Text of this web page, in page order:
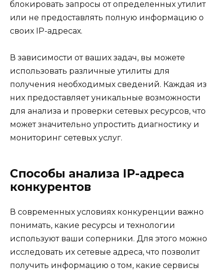
блокировать запросы от определенных утилит
или не предоставлять полную информацию о
своих IP-адресах.
В зависимости от ваших задач, вы можете
использовать различные утилиты для
получения необходимых сведений. Каждая из
них предоставляет уникальные возможности
для анализа и проверки сетевых ресурсов, что
может значительно упростить диагностику и
мониторинг сетевых услуг.
Способы анализа IP-адреса
конкурентов
В современных условиях конкуренции важно
понимать, какие ресурсы и технологии
используют ваши соперники. Для этого можно
исследовать их сетевые адреса, что позволит
получить информацию о том, какие сервисы